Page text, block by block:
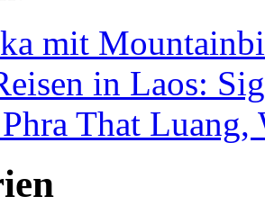
mit
in Laos:
That